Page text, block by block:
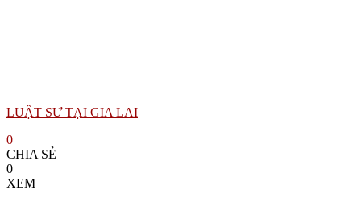
LUẬT SƯ TẠI GIA LAI
0
CHIA SẺ
0
XEM